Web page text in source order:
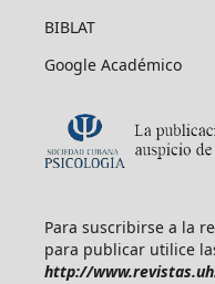
BIBLAT
Google Académico
Para suscribirse a la
para publicar utilice
http://